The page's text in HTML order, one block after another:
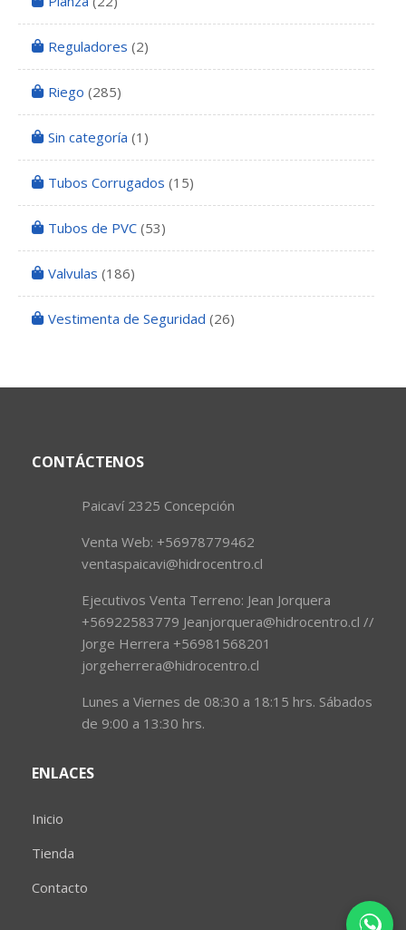
Reguladores (2)
Riego (285)
Sin categoría (1)
Tubos Corrugados (15)
Tubos de PVC (53)
Valvulas (186)
Vestimenta de Seguridad (26)
CONTÁCTENOS
Paicaví 2325 Concepción
Venta Web: +56978779462
ventaspaicavi@hidrocentro.cl
Ejecutivos Venta Terreno: Jean Jorquera
+56922583779 Jeanjorquera@hidrocentro.cl //
Jorge Herrera +56981568201
jorgeherrera@hidrocentro.cl
Lunes a Viernes de 08:30 a 18:15 hrs. Sábados
de 9:00 a 13:30 hrs.
ENLACES
Inicio
Tienda
Contacto